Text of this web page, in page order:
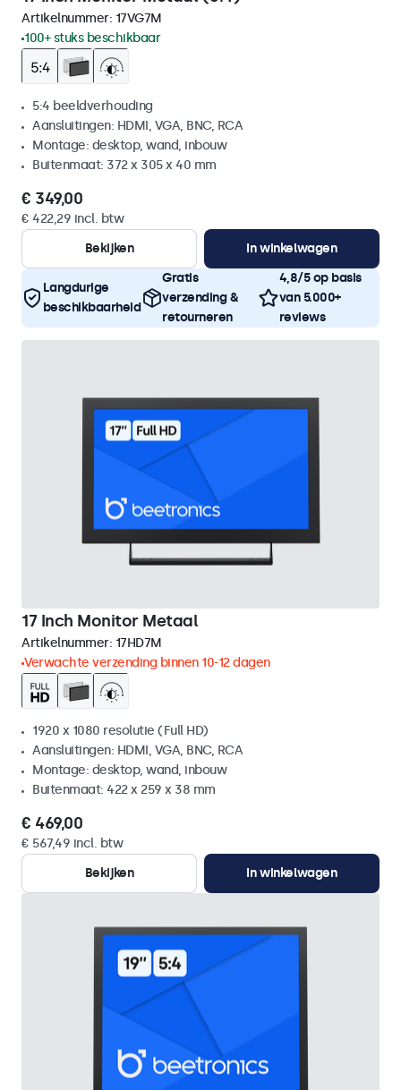
Artikelnummer: 17VG7M
100+ stuks beschikbaar
5:4 beeldverhouding
Aansluitingen: HDMI, VGA, BNC, RCA
Montage: desktop, wand, inbouw
Buitenmaat: 372 x 305 x 40 mm
€ 349,00
€ 422,29 incl. btw
Bekijken
In winkelwagen
Langdurige
beschikbaarheid
Gratis
verzending &
retourneren
4,8/5 op basis
van 5.000+
reviews
17 Inch Monitor Metaal
Artikelnummer: 17HD7M
Verwachte verzending binnen 10-12 dagen
1920 x 1080 resolutie (Full HD)
Aansluitingen: HDMI, VGA, BNC, RCA
Montage: desktop, wand, inbouw
Buitenmaat: 422 x 259 x 38 mm
€ 469,00
€ 567,49 incl. btw
Bekijken
In winkelwagen